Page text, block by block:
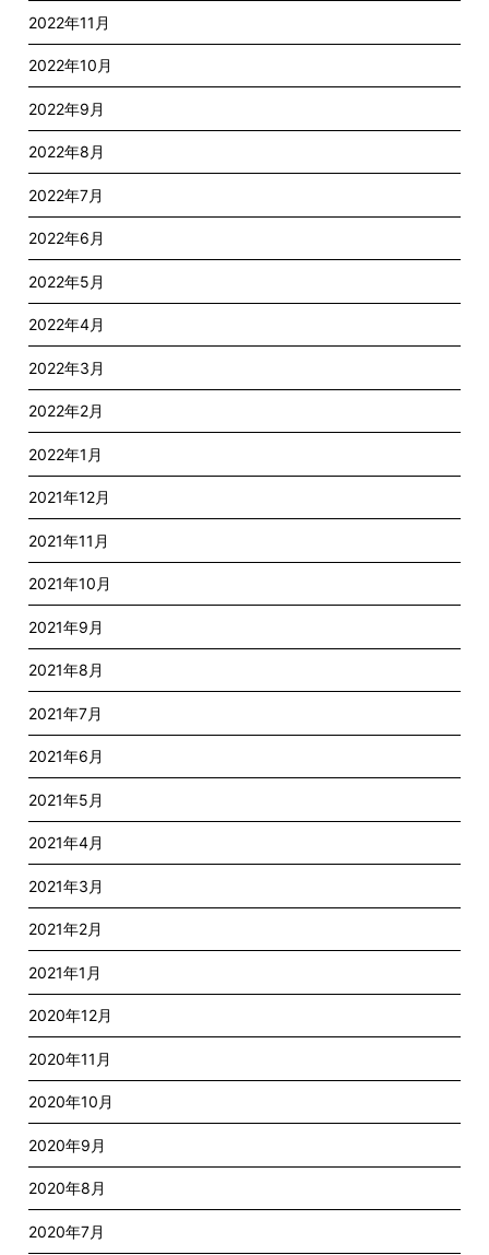
2022年11月
2022年10月
2022年9月
2022年8月
2022年7月
2022年6月
2022年5月
2022年4月
2022年3月
2022年2月
2022年1月
2021年12月
2021年11月
2021年10月
2021年9月
2021年8月
2021年7月
2021年6月
2021年5月
2021年4月
2021年3月
2021年2月
2021年1月
2020年12月
2020年11月
2020年10月
2020年9月
2020年8月
2020年7月